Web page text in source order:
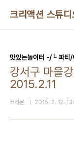
크리액션 스튜
맛있는놀이터 -/└ 파티/
강서구 마을
2015.2.11
크리몬 2015. 2. 12.